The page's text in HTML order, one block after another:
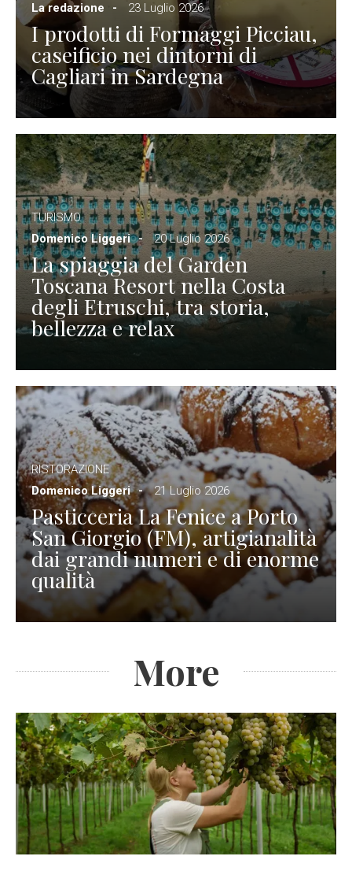
La redazione 23 Luglio 2026
I prodotti di Formaggi Picciau,
caseificio nei dintorni di
Cagliari in Sardegna
TURISMO
Domenico Liggeri
20 Luglio 2026
La spiaggia del Garden
Toscana Resort nella Costa
degli Etruschi, tra storia,
bellezza e relax
RISTORAZIONE
Domenico Liggeri
21 Luglio 2026
Pasticceria La Fenice a Porto
San Giorgio (FM), artigianalità
dai grandi numeri e di enorme
qualità
More